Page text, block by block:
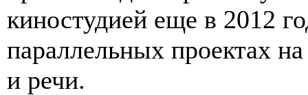
киностудией еще в 2012
параллельных проектах
и речи.